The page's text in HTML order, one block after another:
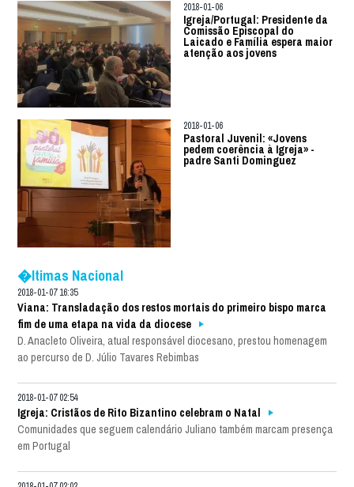
2018-01-06
Igreja/Portugal: Presidente da
Comissão Episcopal do
Laicado e Família espera maior
atenção aos jovens
2018-01-06
Pastoral Juvenil: «Jovens
pedem coerência à Igreja» -
padre Santi Dominguez
�ltimas Nacional
2018-01-07 16:35
Viana: Transladação dos restos mortais do primeiro bispo marca
fim de uma etapa na vida da diocese
D. Anacleto Oliveira, atual responsável diocesano, prestou homenagem
ao percurso de D. Júlio Tavares Rebimbas
2018-01-07 02:54
Igreja: Cristãos de Rito Bizantino celebram o Natal
Comunidades que seguem calendário Juliano também marcam presença
em Portugal